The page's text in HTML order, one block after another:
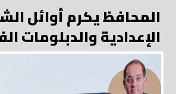
المحافظ يكرم أوائل
الإعدادية والدبلومات